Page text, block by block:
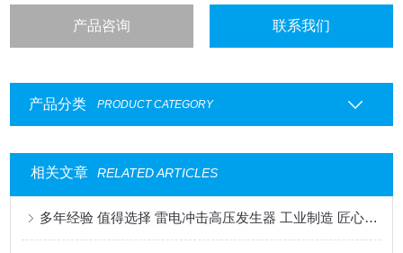
产品咨询 联系我们
产品分类 PRODUCT CATEGORY
相关文章 RELATED ARTICLES
多年经验 值得选择 雷电冲击高压发生器 工业制造 匠心打造